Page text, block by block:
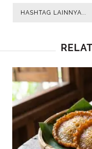
HASHTAG LAINNYA...